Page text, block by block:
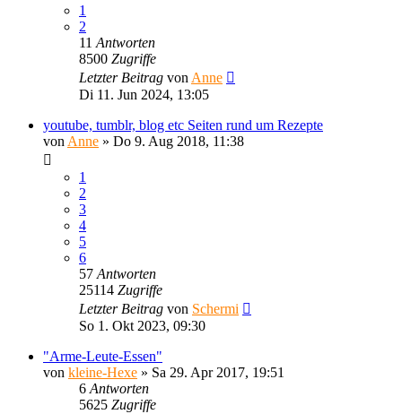
1
2
11 Antworten
8500 Zugriffe
Letzter Beitrag von Anne
Di 11. Jun 2024, 13:05
youtube, tumblr, blog etc Seiten rund um Rezepte
von Anne » Do 9. Aug 2018, 11:38
1
2
3
4
5
6
57 Antworten
25114 Zugriffe
Letzter Beitrag von Schermi
So 1. Okt 2023, 09:30
"Arme-Leute-Essen"
von kleine-Hexe » Sa 29. Apr 2017, 19:51
6 Antworten
5625 Zugriffe